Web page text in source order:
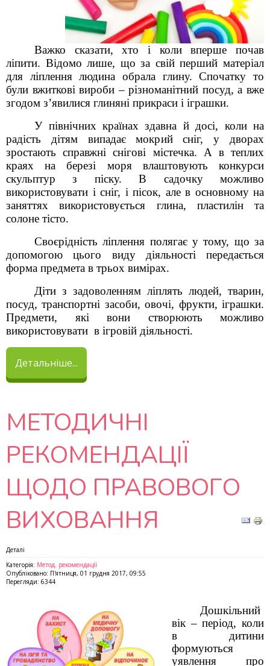
Важко сказати, хто і коли вперше почав
ліпити. Відомо лише, що за свій перший матеріал
для ліплення людина обрала глину. Спочатку то
були вжиткові вироби – різноманітний посуд, а вже
згодом з’явилися глиняні прикраси і іграшки.
У північних країнах здавна й досі, коли на
радість дітям випадає мокрий сніг, у дворах
зростають справжні снігові містечка. А в теплих
краях на березі моря влаштовують конкурси
скульптур з піску. В садочку можливо
використовувати і сніг, і пісок, але в основному на
заняттях використовується глина, пластилін та
солоне тісто.
Своєрідність ліплення полягає у тому, що за
допомогою цього виду діяльності передається
форма предмета в трьох вимірах.
Діти з задоволенням ліплять людей, тварин,
посуд, транспортні засоби, овочі, фрукти, іграшки.
Предмети, які вони створюють можливо
використовувати в ігровій діяльності.
Детальніше...
МЕТОДИЧНІ
РЕКОМЕНДАЦІЇ
ЩОДО ПРАВОВОГО
ВИХОВАННЯ
Деталі
Категорія: Метод. рекомендації
Опубліковано: П'ятниця, 01 грудня 2017, 09:55
Перегляди: 6344
Дошкільний
вік – період, коли
в дитини
формуються
уявлення про